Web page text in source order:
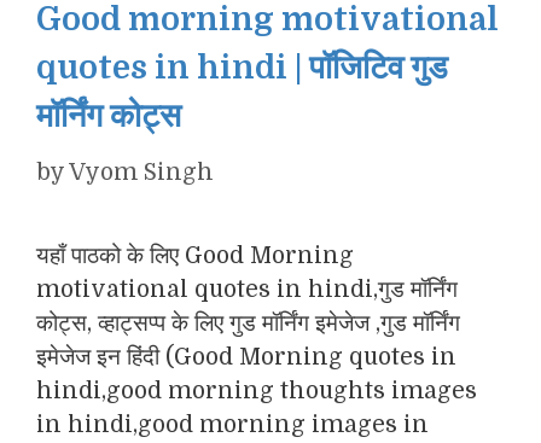
Good morning motivational
quotes in hindi | पॉजिटिव गुड
मॉर्निंग कोट्स
byVyom Singh
यहाँ पाठको के लिए Good Morning
motivational quotes in hindi,गुड मॉर्निंग
कोट्स, व्हाट्सप्प के लिए गुड मॉर्निंग इमेजेज ,गुड मॉर्निंग
इमेजेज इन हिंदी (Good Morning quotes in
hindi,good morning thoughts images
in hindi,good morning images in